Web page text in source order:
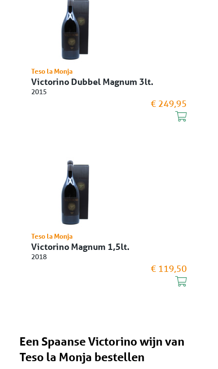
Teso la Monja
Victorino Dubbel Magnum 3lt.
2015
€ 249,95
Teso la Monja
Victorino Magnum 1,5lt.
2018
€ 119,50
Een Spaanse Victorino wijn van
Teso la Monja bestellen